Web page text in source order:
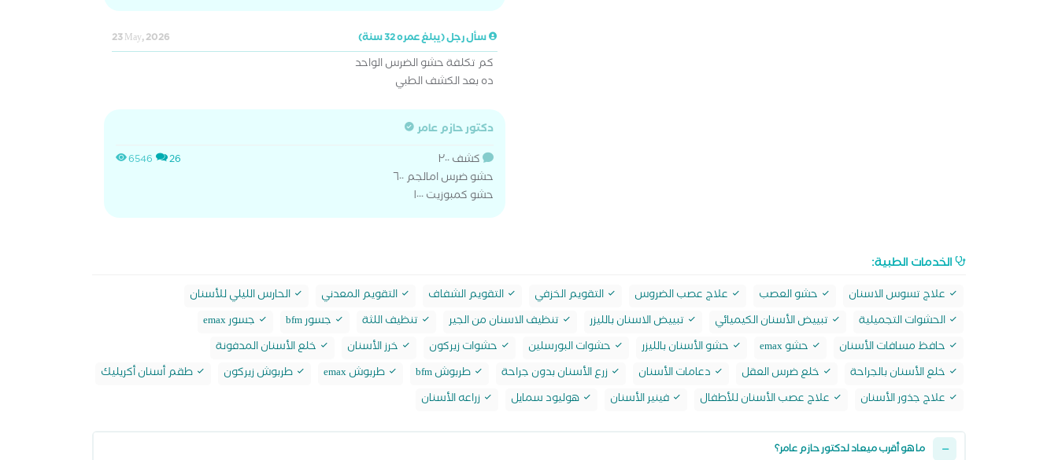
سأل رجل (يبلغ عمره 32 سنة) 23 May, 2026
كم تكلفة حشو الضرس الواحد
ده بعد الكشف الطبي
دكتور حازم عامر
6546 26
كشف ٢٠٠
حشو ضرس امالجم ٦٠٠
حشو كمبوزيت ١٠٠٠
الخدمات الطبية:
علاج تسوس الاسنان حشو العصب علاج عصب الضروس التقويم الخزفي التقويم الشفاف التقويم المعدني
الحارس الليلي للأسنان
الحشوات التجميلية
تبييض الأسنان الكيميائي تبييض الاسنان بالليزر تنظيف الاسنان من الجير تنظيف اللثة جسور bfm
جسور emax
حافظ مسافات الأسنان
حشو emax حشو الأسنان بالليزر حشوات البورسلين حشوات زيركون خرز الأسنان
خلع الأسنان المدفونة
خلع الأسنان بالجراحة
خلع ضرس العقل دعامات الأسنان زرع الأسنان بدون جراحة طربوش bfm طربوش emax طربوش زيركون
طقم أسنان أكريليك
علاج جذور الأسنان
علاج عصب الأسنان للأطفال فينير الأسنان هوليود سمايل زراعه الأسنان
ما هو أقرب ميعاد لدكتور حازم عامر؟